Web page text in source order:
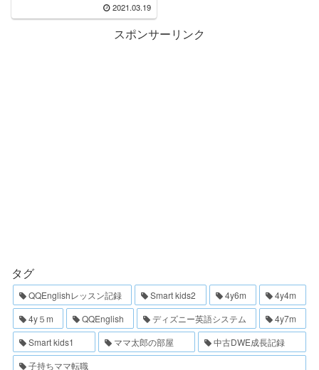
2021.03.19
スポンサーリンク
タグ
QQEnglishレッスン記録 Smart kids2 4y6m
4y4m
4y５m
QQEnglish ディズニー英語システム
4y7m
Smart kids1
ママ太郎の部屋
中古DWE成長記録
子持ちママ転職